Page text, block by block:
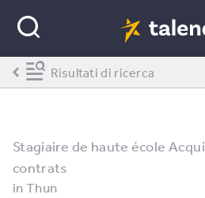
Stagiaire de haute école
contrats
inThun
Risultati di ricerca